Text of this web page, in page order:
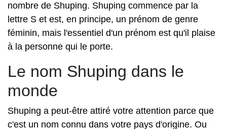
nombre de Shuping. Shuping commence par la
lettre S et est, en principe, un prénom de genre
féminin, mais l'essentiel d'un prénom est qu'il plaise
à la personne qui le porte.
Le nom Shuping dans le
monde
Shuping a peut-être attiré votre attention parce que
c'est un nom connu dans votre pays d'origine. Ou